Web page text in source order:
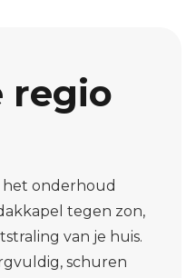
regio
het onderhoud
tegen zon,
van je huis.
schuren